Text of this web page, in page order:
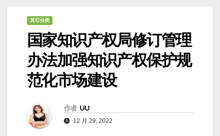
其它分类
国家知识产权局修订管理
办法加强知识产权保护规
范化市场建设
作者 UU
12 月 29, 2022